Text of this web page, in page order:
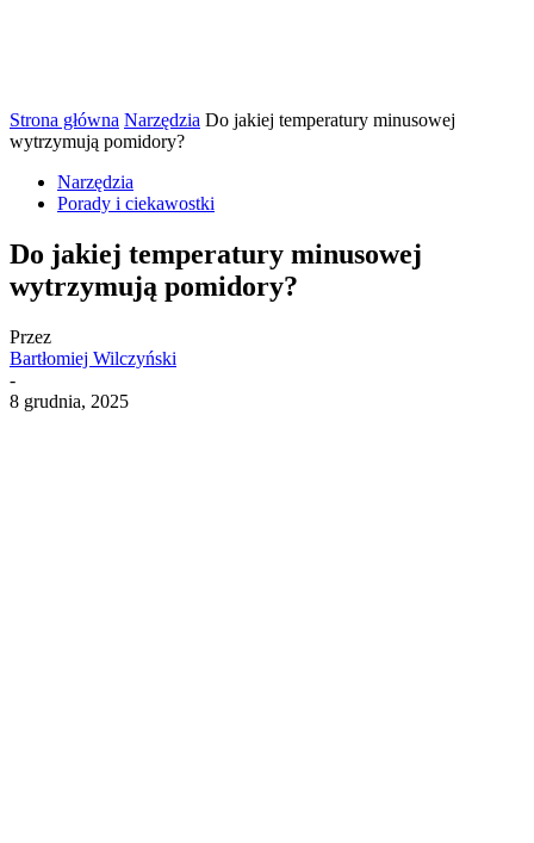
Strona główna Narzędzia Do jakiej temperatury minusowej
wytrzymują pomidory?
Narzędzia
Porady i ciekawostki
Do jakiej temperatury minusowej
wytrzymują pomidory?
Przez
Bartłomiej Wilczyński
-
8 grudnia, 2025